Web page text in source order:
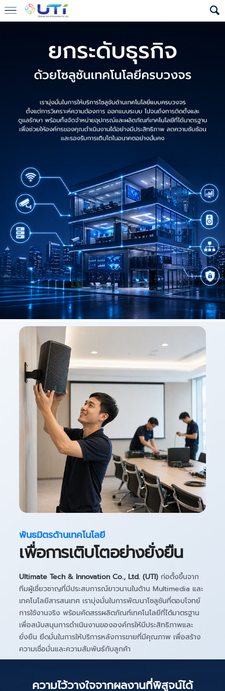
พันธมิตรด้านเทคโนโลยี
เพื่อการเติบโตอย่างยั่งยืน
Ultimate Tech & Innovation Co., Ltd. (UTI) ก่อตั้งขึ้นจาก
ทีมผู้เชี่ยวชาญที่มีประสบการณ์ยาวนานในด้าน Multimedia และ
เทคโนโลยีสารสนเทศ เรามุ่งมั่นในการพัฒนาโซลูชันที่ตอบโจทย์
การใช้งานจริง พร้อมคัดสรรผลิตภัณฑ์เทคโนโลยีที่ได้มาตรฐาน
เพื่อสนับสนุนการดำเนินงานขององค์กรให้มีประสิทธิภาพและ
ยั่งยืน ยึดมั่นในการให้บริการหลังการขายที่มีคุณภาพ เพื่อสร้าง
ความเชื่อมั่นและความสัมพันธ์กับลูกค้า
ความไว้วางใจจากผลงานที่พิสูจน์ได้